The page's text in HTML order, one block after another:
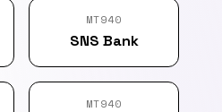
MT940
SNS Bank
MT940